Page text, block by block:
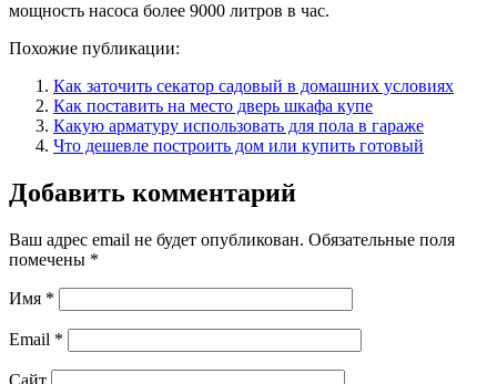
мощность насоса более 9000 литров в час.
Похожие публикации:
Как заточить секатор садовый в домашних условиях
Как поставить на место дверь шкафа купе
Какую арматуру использовать для пола в гараже
Что дешевле построить дом или купить готовый
Добавить комментарий
Ваш адрес email не будет опубликован. Обязательные поля
помечены *
Имя *
Email *
Сайт